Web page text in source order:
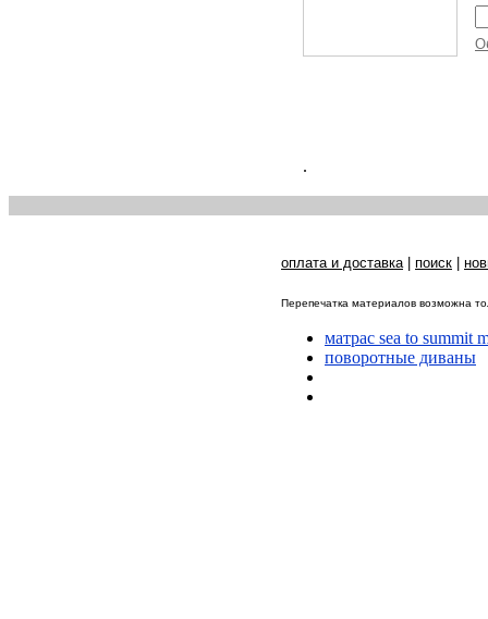
.
оплата и доставка| поиск
Перепечатка материалов возможна
матрас sea to summit
поворотные диваны